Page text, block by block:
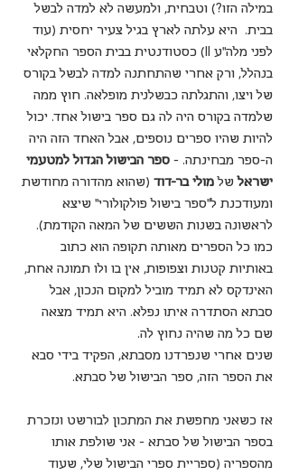
במילה הזו?) וטבחית, ולמעשה לא למדה לבשל
בבית.  היא עלתה לארץ בגיל צעיר יחסית (עוד
לפני מלה"ע II) כסטודנטית בבית הספר החקלאי
בנהלל, ורק אחרי שהתחתנה למדה לבשל בקורס
של ויצו, והתגלתה כבשלנית מופלאה. חוץ ממה
שלמדה בקורס היה לה גם ספר בישול אחד. יכול
להיות שהיו ספרים נוספים, אבל האחד הזה היה
ה-ספר מבחינתה. - ספר הבישול הגדול למטעמי
ישראל של מולי בר-דוד (שהוא מהדורה מחודשת
ומעודכנת ל"ספר בישול פולקולורי" שיצא
לראשונה בשנות הששים של המאה הקודמת).
כמו כל הספרים מאותה תקופה הוא כתוב
באותיות קטנות וצפופות, אין בו ולו תמונה אחת,
האינדקס לא תמיד מוביל למקום הנכון, אבל
סבתא הסתדרה איתו נפלא. היא תמיד מצאה
שם כל מה שהיה נחוץ לה.
שנים אחרי שנפרדנו מסבתא, הפקיד בידי סבא
את הספר הזה, ספר הבישול של סבתא.
אז כשאני מחפשת את המתכון לבורשט ונזכרת
בספר הבישול של סבתא - אני שולפת אותו
מהספריה (ספריית ספרי הבישול שלי, שעוד